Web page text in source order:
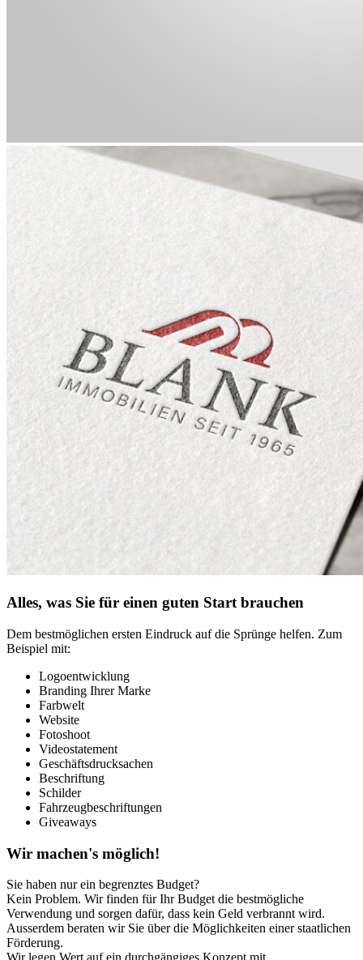
Alles, was Sie für einen guten Start brauchen
Dem bestmöglichen ersten Eindruck auf die Sprünge helfen. Zum
Beispiel mit:
Logoentwicklung
Branding Ihrer Marke
Farbwelt
Website
Fotoshoot
Videostatement
Geschäftsdrucksachen
Beschriftung
Schilder
Fahrzeugbeschriftungen
Giveaways
Wir machen's möglich!
Sie haben nur ein begrenztes Budget?
Kein Problem. Wir finden für Ihr Budget die bestmögliche
Verwendung und sorgen dafür, dass kein Geld verbrannt wird.
Ausserdem beraten wir Sie über die Möglichkeiten einer staatlichen
Förderung.